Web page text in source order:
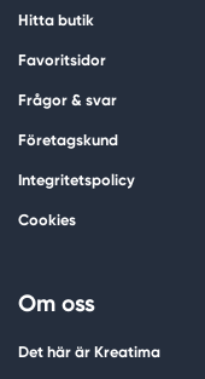
Hitta butik
Favoritsidor
Frågor & svar
Företagskund
Integritetspolicy
Cookies
Om oss
Det här är Kreatima